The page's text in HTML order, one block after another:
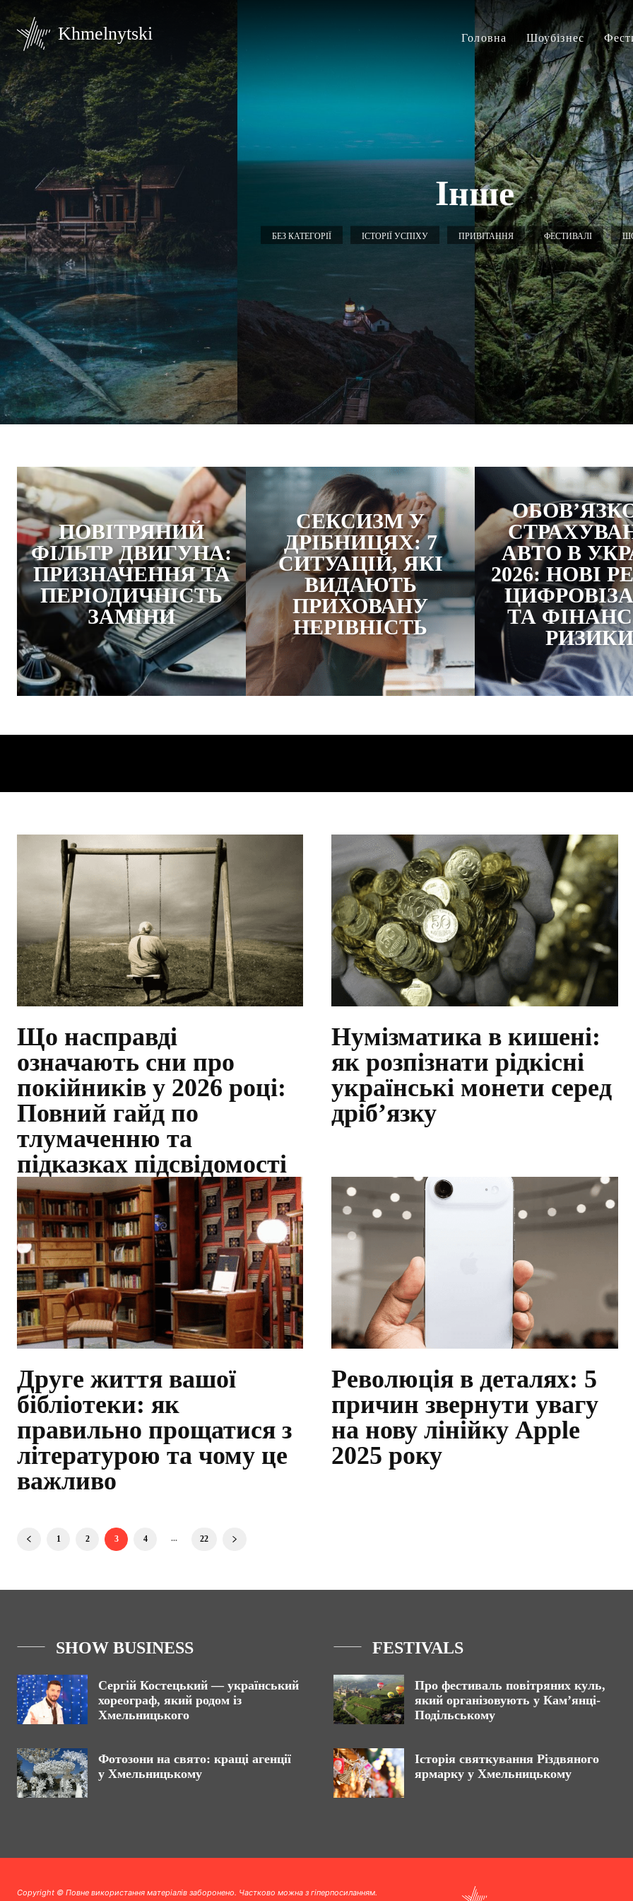
Khmelnytski Головна Шоубізнес
Інше
БЕЗ КАТЕГОРІЇ ІСТОРІЇ УСПІХУ ПРИВІТАННЯ ФЕСТИВАЛІ
ПОВІТРЯНИЙ
ФІЛЬТР ДВИГУНА:
ПРИЗНАЧЕННЯ ТА
ПЕРІОДИЧНІСТЬ
ЗАМІНИ
СЕКСИЗМ У
ДРІБНИЦЯХ: 7
СИТУАЦІЙ, ЯКІ
ВИДАЮТЬ
ПРИХОВАНУ
НЕРІВНІСТЬ
АВТО В
2026: НОВІ
ТА
РИЗИКИ
Що насправді
означають сни про
покійників у 2026 році:
Повний гайд по
тлумаченню та
підказках підсвідомості
Нумізматика в кишені:
як розпізнати рідкісні
українські монети серед
дріб’язку
Друге життя вашої
бібліотеки: як
правильно прощатися з
літературою та чому це
важливо
Революція в деталях: 5
причин звернути увагу
на нову лінійку Apple
2025 року
1 2 3 4 ... 22
SHOW BUSINESS
Сергій Костецький — український
хореограф, який родом із
Хмельницького
Фотозони на свято: кращі агенції
у Хмельницькому
FESTIVALS
Про фестиваль повітряних куль,
який організовують у Кам’янці-
Подільському
Історія святкування Різдвяного
ярмарку у Хмельницькому
Copyright © Повне використання матеріалів заборонено. Частково можна з гіперпосиланням.